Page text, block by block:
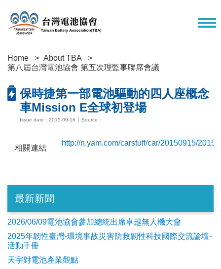
Home
About TBA
第八屆台灣電池協會 第五次理監事聯席會議
保時捷第一部電池驅動的四人座概念
車Mission E全球初登場
Issue date：2015-09-16 │ Source：
相關連結
http://n.yam.com/carstuff/car/20150915/
最新新聞
2026/06/09電池協會參加總統出席卓越無人機大會
2025年韌性臺灣-環境事故災害防救韌性科技國際交流論壇-
活動手冊
天宇對電池產業觀點